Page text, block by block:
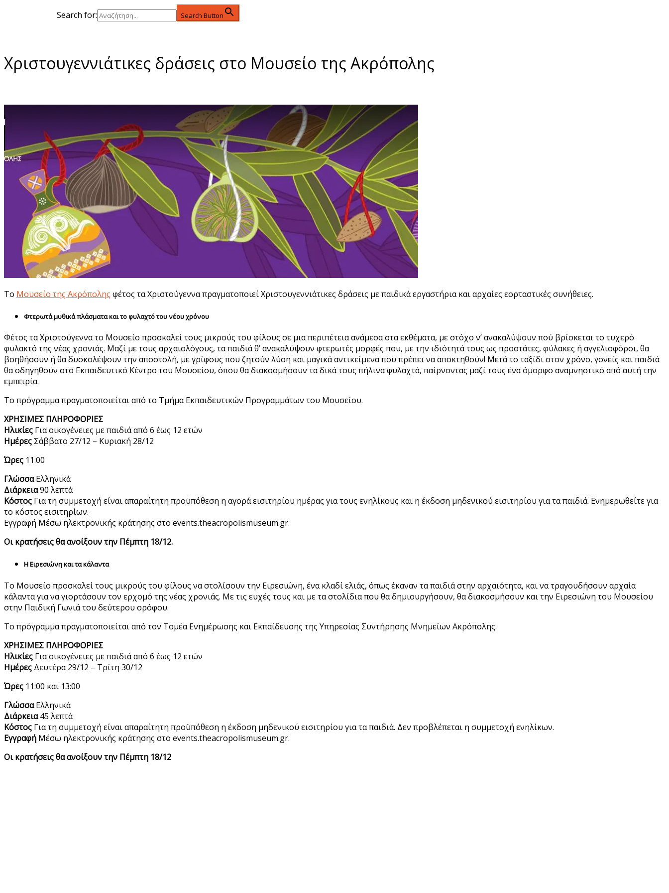
Search for: Search Button
Χριστουγεννιάτικες δράσεις στο Μουσείο της Ακρόπολης
Το Μουσείο της Ακρόπολης φέτος τα Χριστούγεννα πραγματοποιεί Χριστουγεννιάτικες δράσεις με παιδικά εργαστήρια και αρχαίες εορταστικές συνήθειες.
Φτερωτά μυθικά πλάσματα και το φυλαχτό του νέου χρόνου
Φέτος τα Χριστούγεννα το Μουσείο προσκαλεί τους μικρούς του φίλους σε μια περιπέτεια ανάμεσα στα εκθέματα, με στόχο ν’ ανακαλύψουν πού βρίσκεται το τυχερό
φυλακτό της νέας χρονιάς. Μαζί με τους αρχαιολόγους, τα παιδιά θ’ ανακαλύψουν φτερωτές μορφές που, με την ιδιότητά τους ως προστάτες, φύλακες ή αγγελιοφόροι, θα
βοηθήσουν ή θα δυσκολέψουν την αποστολή, με γρίφους που ζητούν λύση και μαγικά αντικείμενα που πρέπει να αποκτηθούν! Μετά το ταξίδι στον χρόνο, γονείς και παιδιά
θα οδηγηθούν στο Εκπαιδευτικό Κέντρο του Μουσείου, όπου θα διακοσμήσουν τα δικά τους πήλινα φυλαχτά, παίρνοντας μαζί τους ένα όμορφο αναμνηστικό από αυτή την
εμπειρία.
Το πρόγραμμα πραγματοποιείται από το Τμήμα Εκπαιδευτικών Προγραμμάτων του Μουσείου.
ΧΡΗΣΙΜΕΣ ΠΛΗΡΟΦΟΡΙΕΣ
Ηλικίες Για οικογένειες με παιδιά από 6 έως 12 ετών
Ημέρες Σάββατο 27/12 – Κυριακή 28/12
Ώρες 11:00
ΓλώσσαΕλληνικά
Διάρκεια90 λεπτά
Κόστος Για τη συμμετοχή είναι απαραίτητη προϋπόθεση η αγορά εισιτηρίου ημέρας για τους ενηλίκους και η έκδοση μηδενικού εισιτηρίου για τα παιδιά. Ενημερωθείτε για
το κόστος εισιτηρίων.
Εγγραφή Mέσω ηλεκτρονικής κράτησης στο events.theacropolismuseum.gr.
Οι κρατήσεις θα ανοίξουν την Πέμπτη 18/12.
Η Ειρεσιώνη και τα κάλαντα
Το Μουσείο προσκαλεί τους μικρούς του φίλους να στολίσουν την Ειρεσιώνη, ένα κλαδί ελιάς, όπως έκαναν τα παιδιά στην αρχαιότητα, και να τραγουδήσουν αρχαία
κάλαντα για να γιορτάσουν τον ερχομό της νέας χρονιάς. Με τις ευχές τους και με τα στολίδια που θα δημιουργήσουν, θα διακοσμήσουν και την Ειρεσιώνη του Μουσείου
στην Παιδική Γωνιά του δεύτερου ορόφου.
Το πρόγραμμα πραγματοποιείται από τον Τομέα Ενημέρωσης και Εκπαίδευσης της Υπηρεσίας Συντήρησης Μνημείων Ακρόπολης.
ΧΡΗΣΙΜΕΣ ΠΛΗΡΟΦΟΡΙΕΣ
Ηλικίες Για οικογένειες με παιδιά από 6 έως 12 ετών
Ημέρες Δευτέρα 29/12 – Τρίτη 30/12
Ώρες 11:00 και 13:00
ΓλώσσαΕλληνικά
Διάρκεια45 λεπτά
Κόστος Για τη συμμετοχή είναι απαραίτητη προϋπόθεση η έκδοση μηδενικού εισιτηρίου για τα παιδιά. Δεν προβλέπεται η συμμετοχή ενηλίκων.
Εγγραφή Mέσω ηλεκτρονικής κράτησης στο events.theacropolismuseum.gr.
Οι κρατήσεις θα ανοίξουν την Πέμπτη 18/12